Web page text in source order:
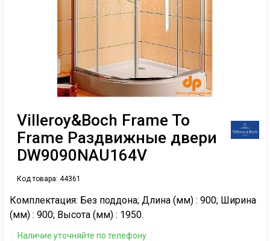
Villeroy&Boch Frame To
Frame Раздвижные двери
DW9090NAU164V
Код товара: 44361
Комплектация: Без поддона; Длина (мм) : 900; Ширина
(мм) : 900; Высота (мм) : 1950.
Наличие уточняйте по телефону